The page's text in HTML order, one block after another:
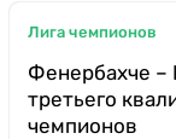
Лига чемпионов
Фенербахче –
третьего
чемпионов